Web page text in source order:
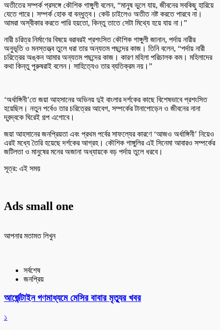
অতীতের সম্পর্ক প্রসঙ্গে কৌশিক গাঙ্গুলী বলেন, “মানুষ ভুলে যায়, জীবনের সবকিছু হারিয়ে
যেতে পারে। সম্পর্ক হোক বা বন্ধুত্ব। কেউ চাইলেও অতীত নষ্ট করতে পারবে না।
আমরা অস্বীকার করতে পারি হয়তো, কিন্তু তাতে সেটা মিথ্যে হয়ে যায় না।”
নারী চরিত্র নির্মাণের বিষয়ে বরাবরই প্রশংসিত কৌশিক গাঙ্গুলী জানান, পর্দায় নারীর
অনুভূতি ও মনস্তত্ত্ব তুলে ধরা তার অন্যতম পছন্দের কাজ। তিনি বলেন, “পর্দায় নারী
চরিত্রের অঙ্কন আমার অন্যতম পছন্দের কাজ। কারণ মহিলা পরিচালক কম। মহিলাদের
কথা কিন্তু পুরুষরাই বলেন। সাহিত্যেও তার ব্যতিক্রম নয়।”
‘অর্ধাঙ্গিনী’তে জয়া আহসানের অভিনয় দুই বাংলার দর্শকের কাছে বিশেষভাবে প্রশংসিত
হয়েছিল। নতুন পর্বেও তার চরিত্রের আবেগ, সম্পর্কের টানাপোড়েন ও জীবনের নানা
দ্বন্দ্বকে ঘিরেই গল্প এগোবে।
জয়া আহসানের জনপ্রিয়তা এবং প্রথম পর্বের সাফল্যের কারণে ‘আজও অর্ধাঙ্গিনী’ নিয়েও
এরই মধ্যে তৈরি হয়েছে দর্শকের আগ্রহ। কৌশিক গাঙ্গুলির এই সিনেমা আবারও সম্পর্কের
জটিলতা ও মানুষের মনের অজানা অধ্যায়কে বড় পর্দায় তুলে ধরবে।
সূত্র: এই সময়
Ads small one
আপনার মতামত লিখুন
সর্বশেষ
জনপ্রিয়
আর্জেন্টাইন গণমাধ্যমে মেসির বাবার মৃত্যুর খবর
১